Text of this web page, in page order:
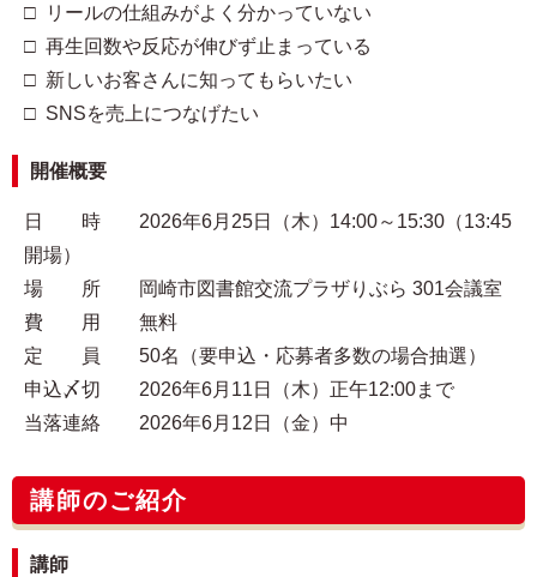
□ リールの仕組みがよく分かっていない
□ 再生回数や反応が伸びず止まっている
□ 新しいお客さんに知ってもらいたい
□ SNSを売上につなげたい
開催概要
日 時 2026年6月25日（木）14:00～15:30（13:45
開場）
場 所 岡崎市図書館交流プラザりぶら 301会議室
費 用 無料
定 員 50名（要申込・応募者多数の場合抽選）
申込〆切 2026年6月11日（木）正午12:00まで
当落連絡 2026年6月12日（金）中
講師のご紹介
講師